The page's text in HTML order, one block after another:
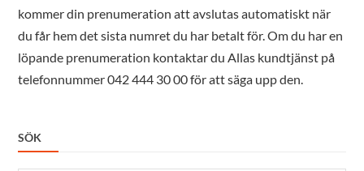
kommer din prenumeration att avslutas automatiskt när
du får hem det sista numret du har betalt för. Om du har en
löpande prenumeration kontaktar du Allas kundtjänst på
telefonnummer 042 444 30 00 för att säga upp den.
SÖK